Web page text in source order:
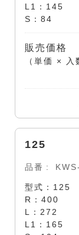
L1：145
S：84
販売価格
（単価 × 入
125
品番
型式：125
R：400
L：272
L1：165